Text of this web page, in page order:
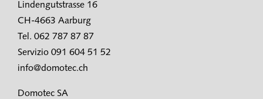
Lindengutstrasse 16
CH-4663 Aarburg
Tel. 062 787 87 87
Servizio 091 604 51 52
info@domotec.ch
Domotec SA